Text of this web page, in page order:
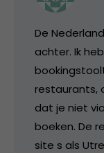
De
achter. Ik
restaurants,
dat je niet
boeken. De
site s als